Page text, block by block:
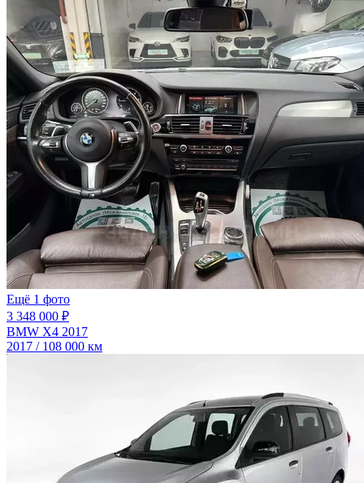
Ещё 1 фото
3 348 000 ₽
BMW X4 2017
2017 / 108 000 км